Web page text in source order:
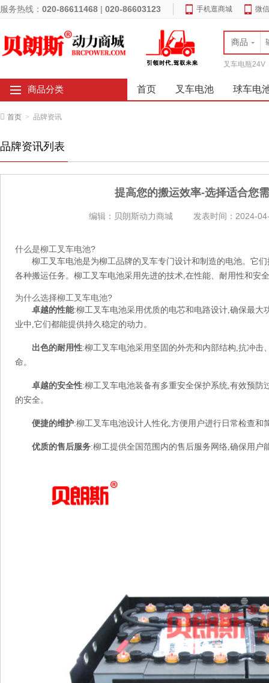
服务热线： 020-86611468 | 020-86603123 手机逛商城 微
商品
叉车电瓶24V
商品分类 首页 叉车电池 球车电
首页 > 品牌资讯
品牌资讯列表
提高您的搬运效率-选择适合您
编辑：贝朗斯动力商城 发表时间：2024-
什么是柳工叉车电池?
柳工叉车电池是为柳工品牌的叉车专门设计和制造的电池。它
各种搬运任务。柳工叉车电池采用先进的技术,在性能、耐用性和安
为什么选择柳工叉车电池?
卓越的性能:柳工叉车电池采用优质的电芯和电路设计,确保最
业中,它们都能提供持久稳定的动力。
出色的耐用性:柳工叉车电池采用坚固的外壳和内部结构,抗冲击
命。
卓越的安全性:柳工叉车电池装备有多重安全保护系统,有效预防
的安全。
便捷的维护:柳工叉车电池设计人性化,方便用户进行日常检查和
优质的售后服务:柳工提供全国范围内的售后服务网络,确保用户